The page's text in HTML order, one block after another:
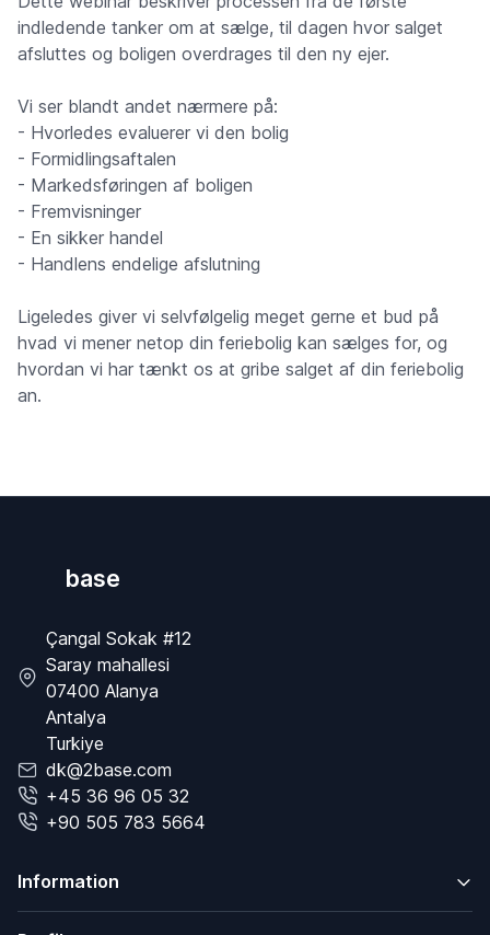
indledende tanker om at sælge, til dagen hvor salget
afsluttes og boligen overdrages til den ny ejer.
Vi ser blandt andet nærmere på:
- Hvorledes evaluerer vi den bolig
- Formidlingsaftalen
- Markedsføringen af boligen
- Fremvisninger
- En sikker handel
- Handlens endelige afslutning
Ligeledes giver vi selvfølgelig meget gerne et bud på
hvad vi mener netop din feriebolig kan sælges for, og
hvordan vi har tænkt os at gribe salget af din feriebolig
an.
base
Çangal Sokak #12
Saray mahallesi
07400 Alanya
Antalya
Turkiye
dk@2base.com
+45 36 96 05 32
+90 505 783 5664
Information